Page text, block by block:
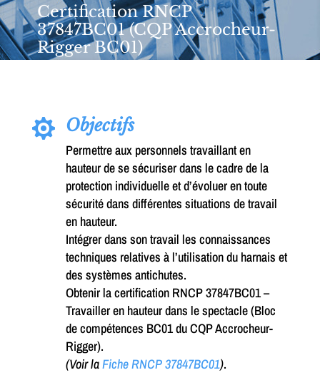
Certification RNCP
37847BC01 (CQP Accrocheur-
Rigger BC01)
 Objectifs
Permettre aux personnels travaillant en
hauteur de se sécuriser dans le cadre de la
protection individuelle et d’évoluer en toute
sécurité dans différentes situations de travail
en hauteur.
Intégrer dans son travail les connaissances
techniques relatives à l’utilisation du harnais et
des systèmes antichutes.
Obtenir la certification RNCP 37847BC01 –
Travailler en hauteur dans le spectacle (Bloc
de compétences BC01 du CQP Accrocheur-
Rigger).
(Voir laFiche RNCP 37847BC01).